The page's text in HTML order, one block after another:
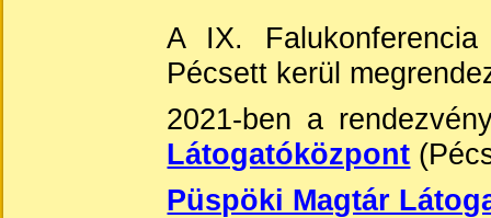
A IX.
Pécsett kerül
2021-ben a
Látogatóközpont
Püspöki Magtár